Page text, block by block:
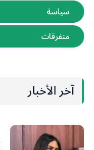
سياسة
متفرقات
آخر الأخبار